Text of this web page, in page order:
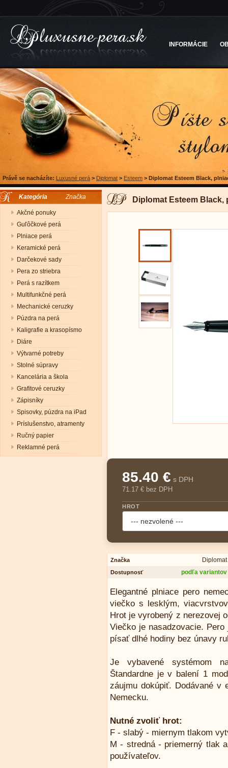
INFORMÁCIE
Právě se nacházíte: Luxusné perá > Diplomat > Esteem > Diplomat Esteem Black,
Kategória Značka
Akčné ponuky
Guľôčkové perá
Plniace perá
Keramické perá
Darčekové sady
Pera zo striebra
Perá s razítkem
Multifunkčné perá
Mechanické ceruzky
Púzdra na perá
Kaligrafie a krasopísmo
Diáre
Výtvarné potreby
Stolné súpravy
Kancelária a škola
Grafitové ceruzky
Zápisníky
Spisovky, púzdra na iPad
Príslušenstvo, atramenty
Ručný papier
Reklamné perá
Diplomat Esteem Black,
85.40 € s DPH
71.17 € bez DPH
HROT
Značka Diplomat
Dostupnosť podľa variantov
Elegantné plniace pero
viečko s lesklým,
Hrot je vyrobený z nerezovej
Viečko je nasadzovacie.
písať dlhé hodiny bez únavy
Je vybavené systémom
Štandardne je v balení 1
záujmu dokúpiť. Dodávané v
Nemecku.
Nutné zvoliť hrot:
F - slabý - miernym tlakom
M - stredná - priemerný tlak
používateľov.